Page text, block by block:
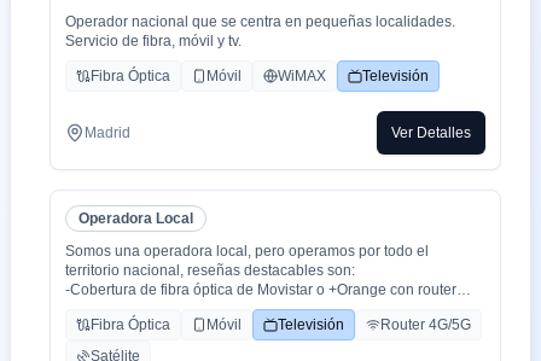
Operador nacional que se centra en pequeñas localidades.
Servicio de fibra, móvil y tv.
Fibra Óptica Móvil WiMAX Televisión
Madrid Ver Detalles
Operadora Local
Somos una operadora local, pero operamos por todo el
territorio nacional, reseñas destacables son:
-Cobertura de fibra óptica de Movistar o +Orange con router
-Cobertura movil con triple cobertura Orange, Yoigo y Movistar
-TV con todo el deporte o con toda la plataformas de cine y
Fibra Óptica Móvil Televisión
Router 4G/5G
Satélite